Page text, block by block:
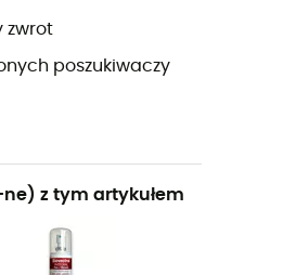
zwrot
poszukiwaczy
z tym artykułem